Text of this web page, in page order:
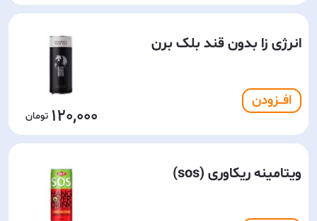
انرژی زا بدون قند بلک برن
افـــزودن
120,000
ویتامینه ریکاوری (sos)